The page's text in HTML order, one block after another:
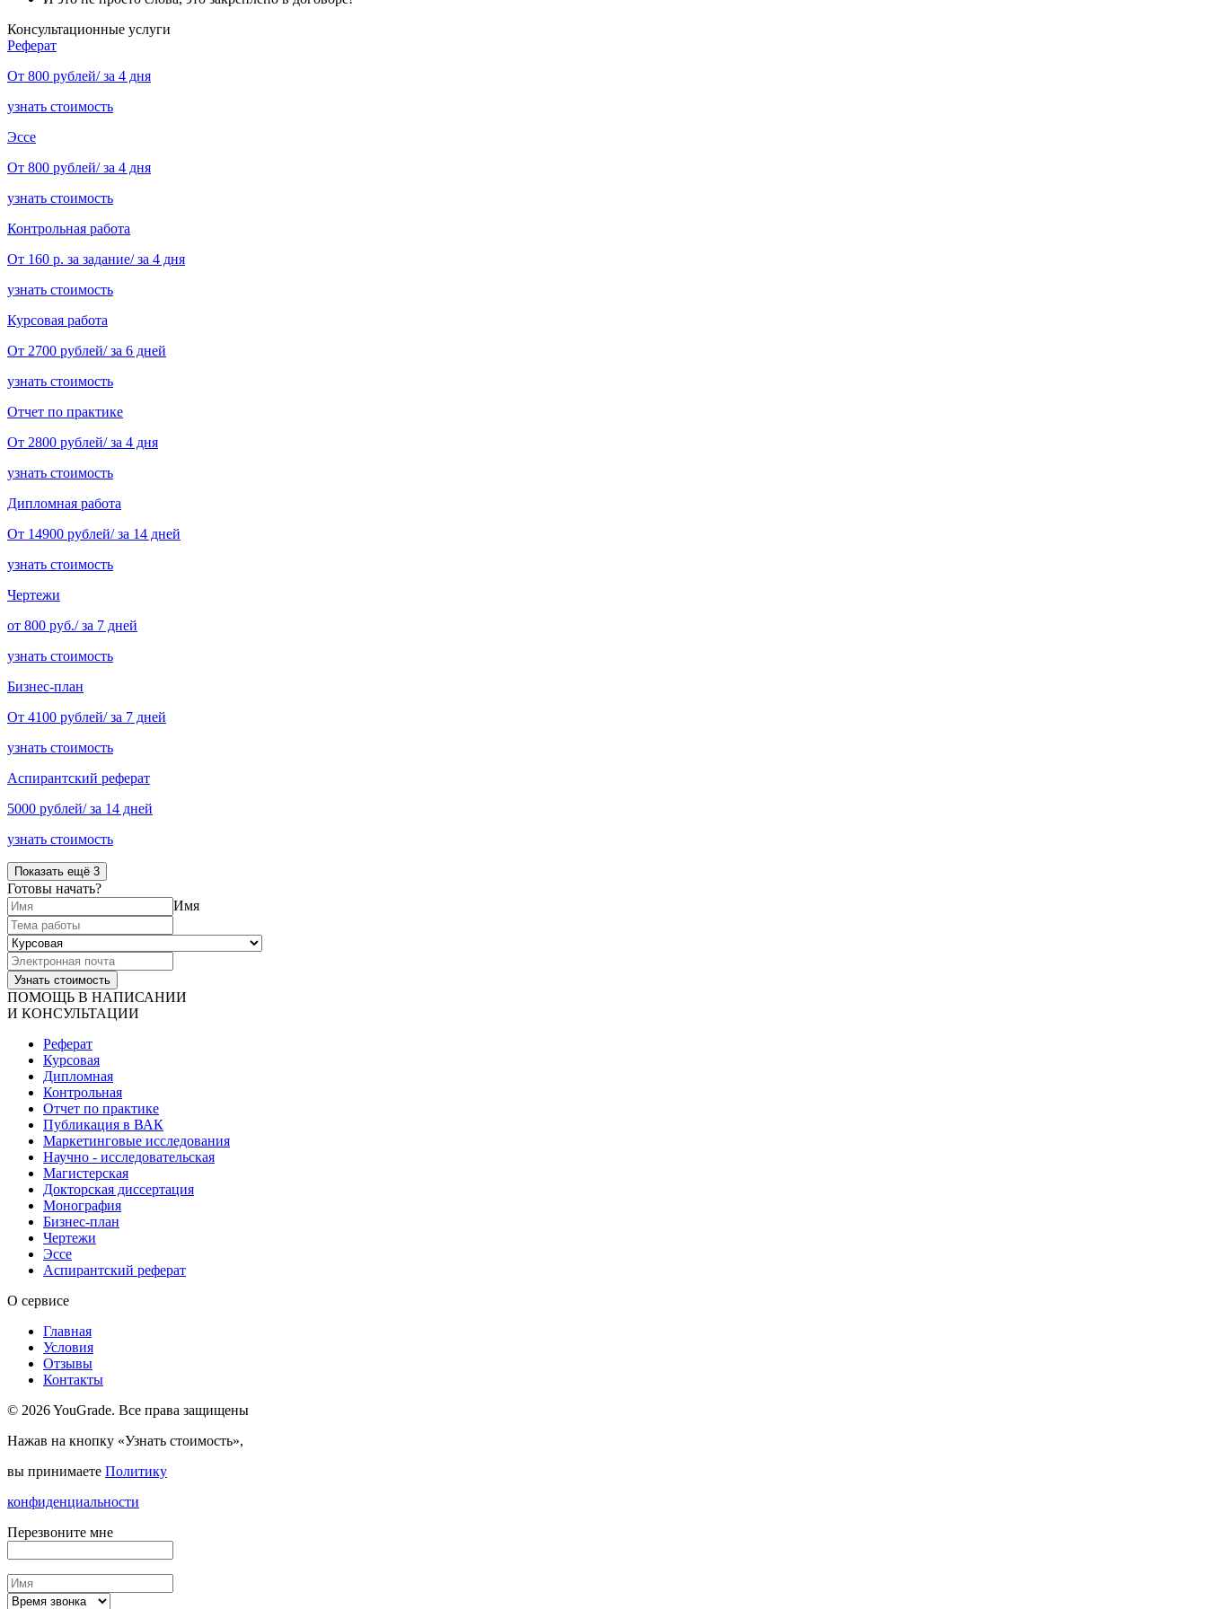
Консультационные услуги
Реферат
От 800 рублей/ за 4 дня
узнать стоимость
Эссе
От 800 рублей/ за 4 дня
узнать стоимость
Контрольная работа
От 160 р. за задание/ за 4 дня
узнать стоимость
Курсовая работа
От 2700 рублей/ за 6 дней
узнать стоимость
Отчет по практике
От 2800 рублей/ за 4 дня
узнать стоимость
Дипломная работа
От 14900 рублей/ за 14 дней
узнать стоимость
Чертежи
от 800 руб./ за 7 дней
узнать стоимость
Бизнес-план
От 4100 рублей/ за 7 дней
узнать стоимость
Аспирантский реферат
5000 рублей/ за 14 дней
узнать стоимость
Показать ещё 3
Готовы начать?
Имя
ПОМОЩЬ В НАПИСАНИИ
И КОНСУЛЬТАЦИИ
Реферат
Курсовая
Дипломная
Контрольная
Отчет по практике
Публикация в ВАК
Маркетинговые исследования
Научно - исследовательская
Магистерская
Докторская диссертация
Монография
Бизнес-план
Чертежи
Эссе
Аспирантский реферат
О сервисе
Главная
Условия
Отзывы
Контакты
© 2026 YouGrade. Все права защищены
Нажав на кнопку «Узнать стоимость»,
вы принимаете Политику
конфиденциальности
Перезвоните мне